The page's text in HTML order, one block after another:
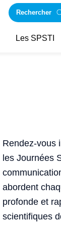
Rechercher
Les SPSTI
Rendez-vous
les Journées
abordent
profonde et
scientifiques